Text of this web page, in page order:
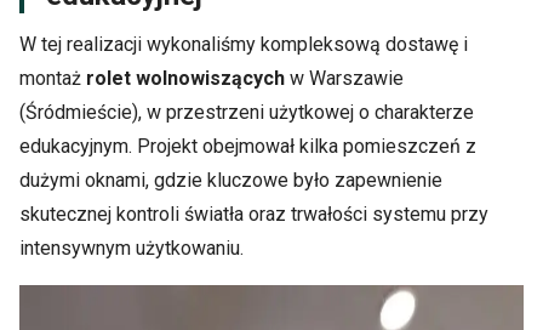
W tej realizacji wykonaliśmy kompleksową dostawę i
montaż rolet wolnowiszących w Warszawie
(Śródmieście), w przestrzeni użytkowej o charakterze
edukacyjnym. Projekt obejmował kilka pomieszczeń z
dużymi oknami, gdzie kluczowe było zapewnienie
skutecznej kontroli światła oraz trwałości systemu przy
intensywnym użytkowaniu.